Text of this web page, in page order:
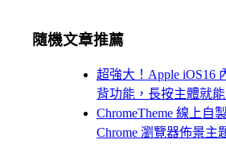
隨機文章推薦
超強大！Apple iOS16
背功能，長按主體就能
ChromeTheme 線上自
Chrome 瀏覽器佈景主